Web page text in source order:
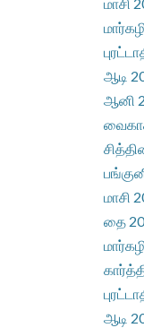
ஆடி
ஆனி
மாசி
தை
ஆடி